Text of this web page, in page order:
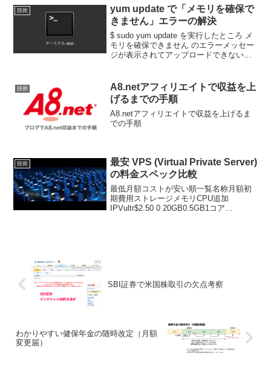
したことがバレバレなのですが。イータ
ックスシステムは、これだ...
技術
yum update で「メモリを確保で
きません」エラーの解決
$ sudo yum update を実行したところ メ
モリを確保できません のエラーメッセー
ジが表示されてアップロードできない現
ります。内容は...
技術
A8.netアフィリエイトで収益を上
げるまでの手順
A8.netアフィリエイトで収益を上げるま
での手順
技術
最安 VPS (Virtual Private Server)
の料金スペック比較
最低月額コストが安い順一覧名称月額初
期費用ストレージメモリCPU追加
IPVultr$2.50 0 20GB0.5GB1コア
SBI証券で米国株取引の欠点考察
わかりやすい健保年金の随時改定（月額
変更届）